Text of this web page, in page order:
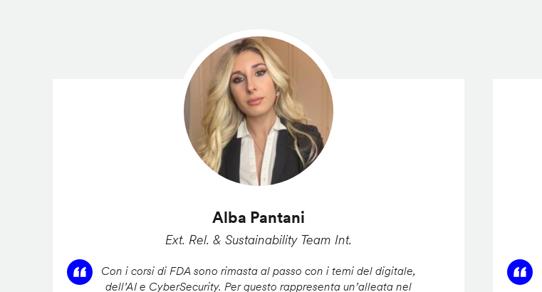
Alba Pantani
Ext. Rel. & Sustainability Team Int.
Con i corsi di FDA sono rimasta al passo con i temi del digitale,
dell’AI e CyberSecurity. Per questo rappresenta un’alleata nel